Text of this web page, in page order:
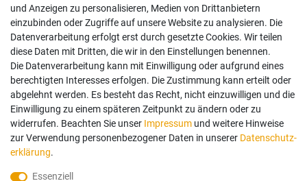
Widerrufsrecht
Datenschutz
Vertrag widerrufen
Mein Konto
Anmelden
Registrieren
Bezahlung und Versand
und Anzeigen zu personalisieren, Medien von Drittanbietern
einzubinden oder Zugriffe auf unsere Website zu analysieren. Die
Datenverarbeitung erfolgt erst durch gesetzte Cookies. Wir teilen
diese Daten mit Dritten, die wir in den Einstellungen benennen.
Die Datenverarbeitung kann mit Einwilligung oder aufgrund eines
berechtigten Interesses erfolgen. Die Zustimmung kann erteilt oder
abgelehnt werden. Es besteht das Recht, nicht einzuwilligen und die
Einwilligung zu einem späteren Zeitpunkt zu ändern oder zu
widerrufen. Beachten Sie unser Impressum und weitere Hinweise
zur Verwendung personenbezogener Daten in unserer Daten­schutz­
erklärung.
Essenziell